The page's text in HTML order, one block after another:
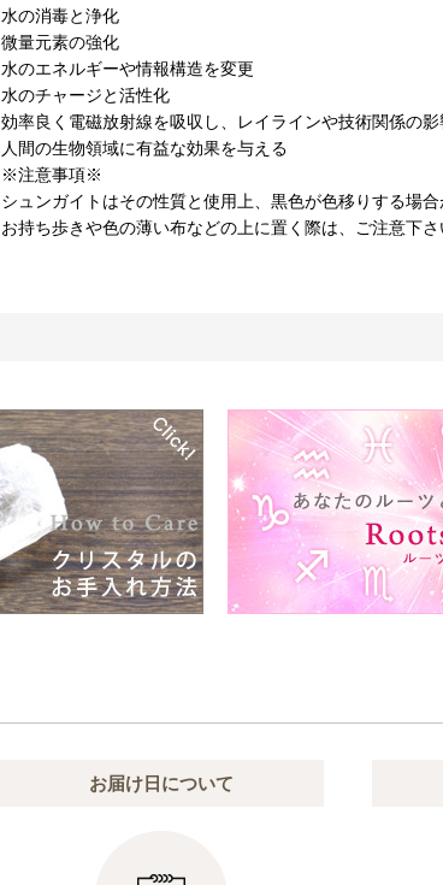
水の消毒と浄化
微量元素の強化
水のエネルギーや情報構造を変更
水のチャージと活性化
効率良く電磁放射線を吸収し、レイラインや技術関係の影
人間の生物領域に有益な効果を与える
※注意事項※
シュンガイトはその性質と使用上、黒色が色移りする場合
お持ち歩きや色の薄い布などの上に置く際は、ご注意下さ
お届け日について